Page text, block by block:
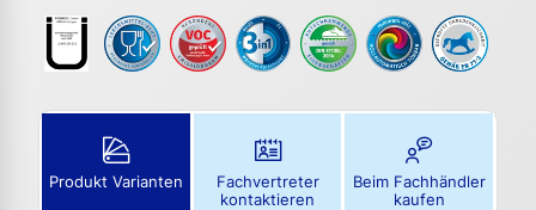
Produkt Varianten
Fachvertreter
kontaktieren
Beim Fachhändler
kaufen